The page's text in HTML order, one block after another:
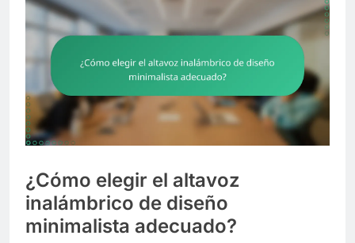
¿Cómo elegir el altavoz
inalámbrico de diseño
minimalista adecuado?